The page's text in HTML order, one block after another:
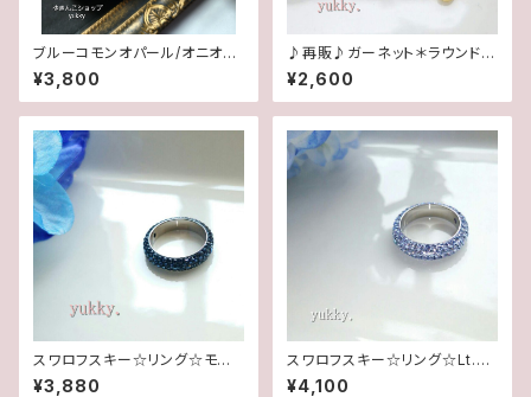
ブルーコモンオパール/オニオン
カット✽Silver925ピアス/イヤ
リング★
¥3,800
♪再販♪ガーネット＊ラウンド4
mmブレスレット
¥2,600
スワロフスキー☆リング☆モンタ
ナ(11.5号)
¥3,880
スワロフスキー☆リング☆Lt.サ
ファイヤ(16.5号)
¥4,100